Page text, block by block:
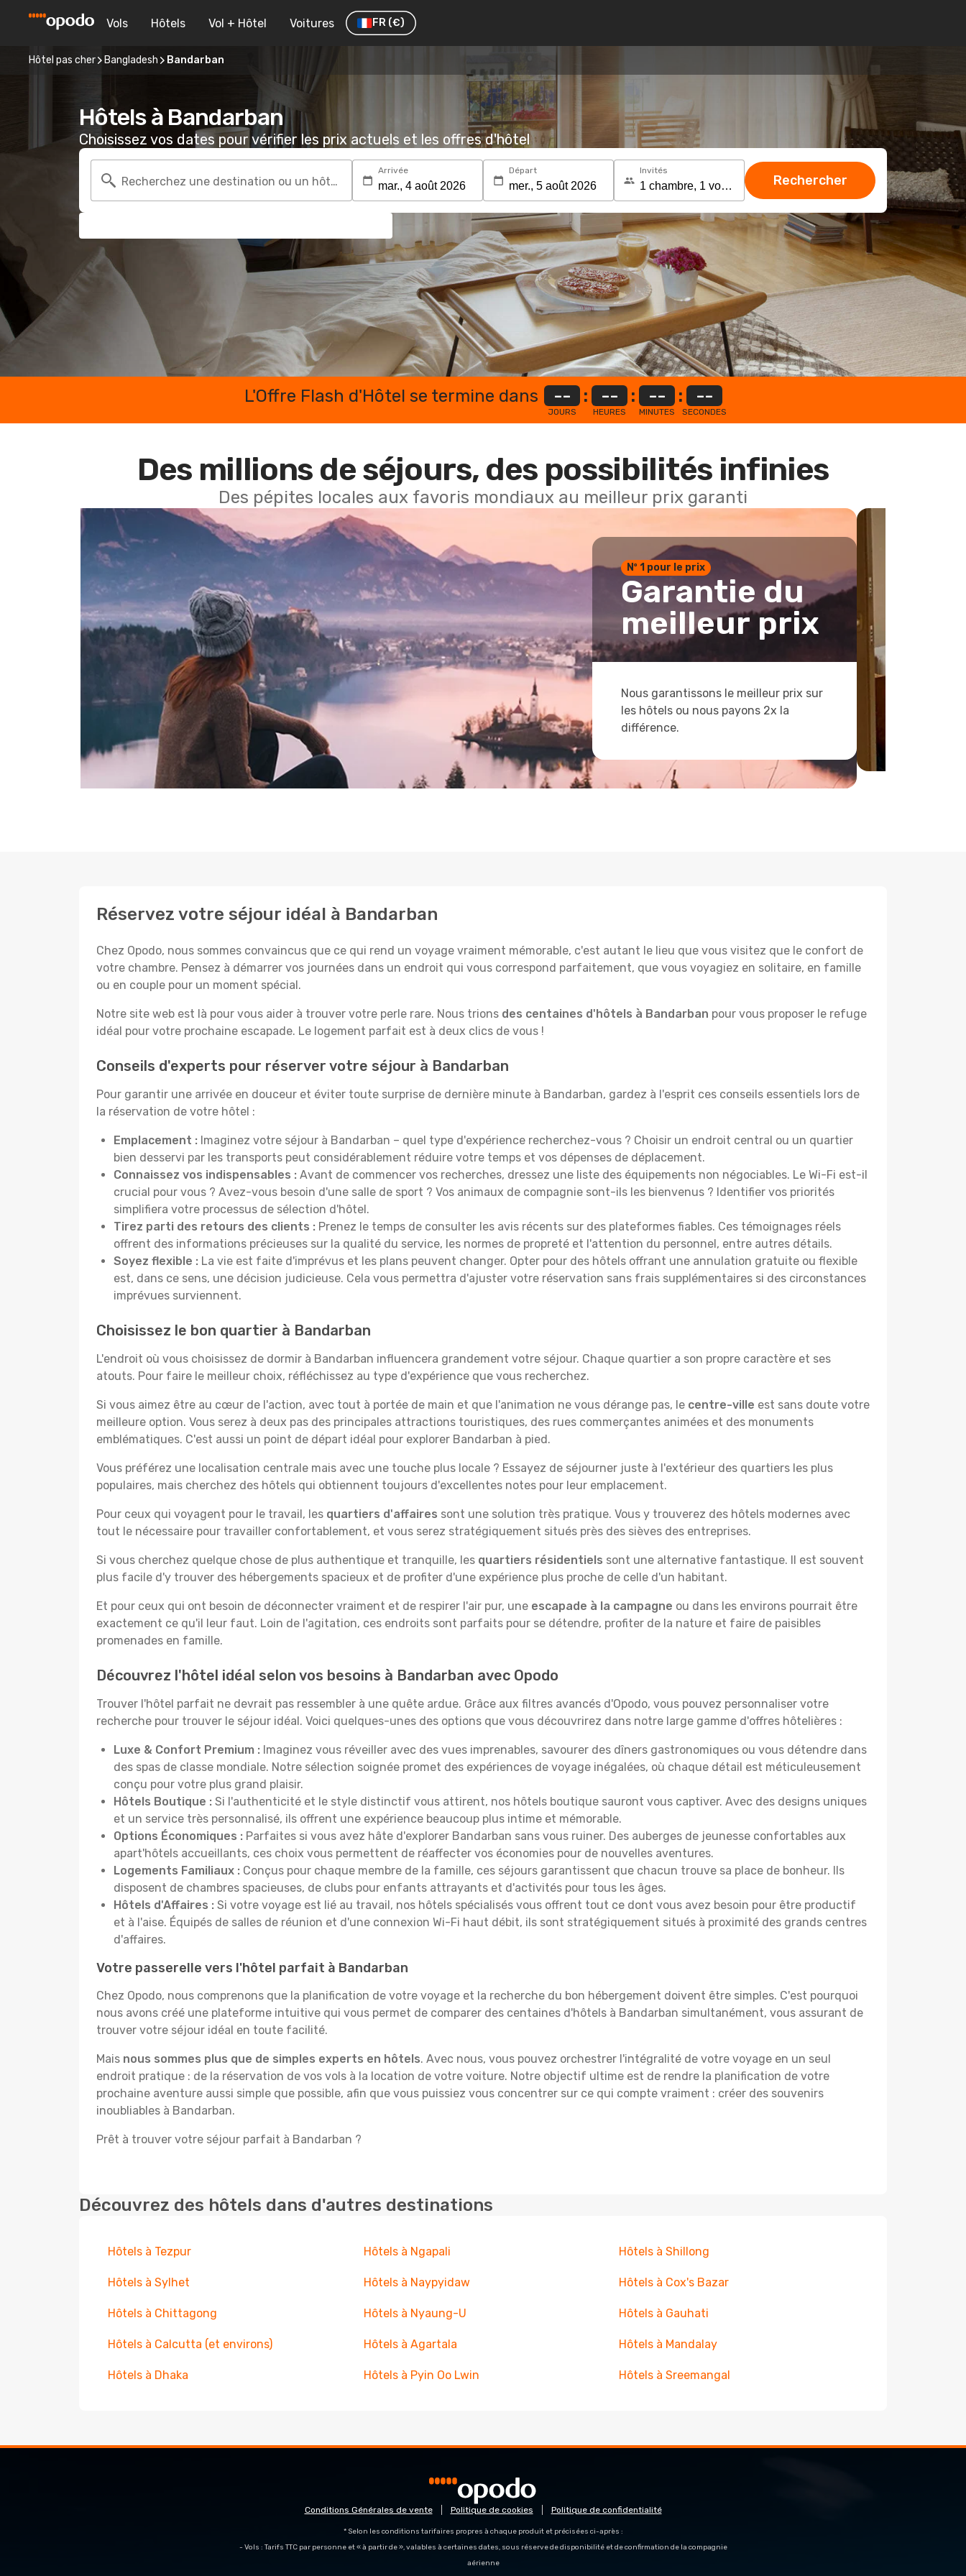
Vols Hôtels Vol + Hôtel Voitures FR (€)
Hôtel pas cher Bangladesh Bandarban
Hôtels à Bandarban
Choisissez vos dates pour vérifier les prix actuels et les offres d'hôtel
Recherchez une destination ou un hôtel
Arrivée Départ Invités
Rechercher
L'Offre Flash d'Hôtel se termine dans --
JOURS
: --
HEURES
: --
MINUTES
: --
SECONDES
Des millions de séjours, des possibilités infinies
Des pépites locales aux favoris mondiaux au meilleur prix garanti
Nº 1 pour le prix
Garantie du
meilleur prix
Nous garantissons le meilleur prix sur
les hôtels ou nous payons 2x la
différence.
Réservez votre séjour idéal à Bandarban
Chez Opodo, nous sommes convaincus que ce qui rend un voyage vraiment mémorable, c'est autant le lieu que vous visitez que le confort de
votre chambre. Pensez à démarrer vos journées dans un endroit qui vous correspond parfaitement, que vous voyagiez en solitaire, en famille
ou en couple pour un moment spécial.
Notre site web est là pour vous aider à trouver votre perle rare. Nous trions des centaines d'hôtels à Bandarban pour vous proposer le refuge
idéal pour votre prochaine escapade. Le logement parfait est à deux clics de vous !
Conseils d'experts pour réserver votre séjour à Bandarban
Pour garantir une arrivée en douceur et éviter toute surprise de dernière minute à Bandarban, gardez à l'esprit ces conseils essentiels lors de
la réservation de votre hôtel :
Emplacement : Imaginez votre séjour à Bandarban – quel type d'expérience recherchez-vous ? Choisir un endroit central ou un quartier
bien desservi par les transports peut considérablement réduire votre temps et vos dépenses de déplacement.
Connaissez vos indispensables : Avant de commencer vos recherches, dressez une liste des équipements non négociables. Le Wi-Fi est-il
crucial pour vous ? Avez-vous besoin d'une salle de sport ? Vos animaux de compagnie sont-ils les bienvenus ? Identifier vos priorités
simplifiera votre processus de sélection d'hôtel.
Tirez parti des retours des clients : Prenez le temps de consulter les avis récents sur des plateformes fiables. Ces témoignages réels
offrent des informations précieuses sur la qualité du service, les normes de propreté et l'attention du personnel, entre autres détails.
Soyez flexible : La vie est faite d'imprévus et les plans peuvent changer. Opter pour des hôtels offrant une annulation gratuite ou flexible
est, dans ce sens, une décision judicieuse. Cela vous permettra d'ajuster votre réservation sans frais supplémentaires si des circonstances
imprévues surviennent.
Choisissez le bon quartier à Bandarban
L'endroit où vous choisissez de dormir à Bandarban influencera grandement votre séjour. Chaque quartier a son propre caractère et ses
atouts. Pour faire le meilleur choix, réfléchissez au type d'expérience que vous recherchez.
Si vous aimez être au cœur de l'action, avec tout à portée de main et que l'animation ne vous dérange pas, le centre-ville est sans doute votre
meilleure option. Vous serez à deux pas des principales attractions touristiques, des rues commerçantes animées et des monuments
emblématiques. C'est aussi un point de départ idéal pour explorer Bandarban à pied.
Vous préférez une localisation centrale mais avec une touche plus locale ? Essayez de séjourner juste à l'extérieur des quartiers les plus
populaires, mais cherchez des hôtels qui obtiennent toujours d'excellentes notes pour leur emplacement.
Pour ceux qui voyagent pour le travail, les quartiers d'affaires sont une solution très pratique. Vous y trouverez des hôtels modernes avec
tout le nécessaire pour travailler confortablement, et vous serez stratégiquement situés près des sièves des entreprises.
Si vous cherchez quelque chose de plus authentique et tranquille, les quartiers résidentiels sont une alternative fantastique. Il est souvent
plus facile d'y trouver des hébergements spacieux et de profiter d'une expérience plus proche de celle d'un habitant.
Et pour ceux qui ont besoin de déconnecter vraiment et de respirer l'air pur, une escapade à la campagne ou dans les environs pourrait être
exactement ce qu'il leur faut. Loin de l'agitation, ces endroits sont parfaits pour se détendre, profiter de la nature et faire de paisibles
promenades en famille.
Découvrez l'hôtel idéal selon vos besoins à Bandarban avec Opodo
Trouver l'hôtel parfait ne devrait pas ressembler à une quête ardue. Grâce aux filtres avancés d'Opodo, vous pouvez personnaliser votre
recherche pour trouver le séjour idéal. Voici quelques-unes des options que vous découvrirez dans notre large gamme d'offres hôtelières :
Luxe & Confort Premium : Imaginez vous réveiller avec des vues imprenables, savourer des dîners gastronomiques ou vous détendre dans
des spas de classe mondiale. Notre sélection soignée promet des expériences de voyage inégalées, où chaque détail est méticuleusement
conçu pour votre plus grand plaisir.
Hôtels Boutique : Si l'authenticité et le style distinctif vous attirent, nos hôtels boutique sauront vous captiver. Avec des designs uniques
et un service très personnalisé, ils offrent une expérience beaucoup plus intime et mémorable.
Options Économiques : Parfaites si vous avez hâte d'explorer Bandarban sans vous ruiner. Des auberges de jeunesse confortables aux
apart'hôtels accueillants, ces choix vous permettent de réaffecter vos économies pour de nouvelles aventures.
Logements Familiaux : Conçus pour chaque membre de la famille, ces séjours garantissent que chacun trouve sa place de bonheur. Ils
disposent de chambres spacieuses, de clubs pour enfants attrayants et d'activités pour tous les âges.
Hôtels d'Affaires : Si votre voyage est lié au travail, nos hôtels spécialisés vous offrent tout ce dont vous avez besoin pour être productif
et à l'aise. Équipés de salles de réunion et d'une connexion Wi-Fi haut débit, ils sont stratégiquement situés à proximité des grands centres
d'affaires.
Votre passerelle vers l'hôtel parfait à Bandarban
Chez Opodo, nous comprenons que la planification de votre voyage et la recherche du bon hébergement doivent être simples. C'est pourquoi
nous avons créé une plateforme intuitive qui vous permet de comparer des centaines d'hôtels à Bandarban simultanément, vous assurant de
trouver votre séjour idéal en toute facilité.
Mais nous sommes plus que de simples experts en hôtels. Avec nous, vous pouvez orchestrer l'intégralité de votre voyage en un seul
endroit pratique : de la réservation de vos vols à la location de votre voiture. Notre objectif ultime est de rendre la planification de votre
prochaine aventure aussi simple que possible, afin que vous puissiez vous concentrer sur ce qui compte vraiment : créer des souvenirs
inoubliables à Bandarban.
Prêt à trouver votre séjour parfait à Bandarban ?
Découvrez des hôtels dans d'autres destinations
Hôtels à Tezpur Hôtels à Ngapali Hôtels à Shillong
Hôtels à Sylhet Hôtels à Naypyidaw Hôtels à Cox's Bazar
Hôtels à Chittagong Hôtels à Nyaung-U Hôtels à Gauhati
Hôtels à Calcutta (et environs) Hôtels à Agartala Hôtels à Mandalay
Hôtels à Dhaka Hôtels à Pyin Oo Lwin Hôtels à Sreemangal
Conditions Générales de vente Politique de cookies Politique de confidentialité
* Selon les conditions tarifaires propres à chaque produit et précisées ci-après :
- Vols : Tarifs TTC par personne et « à partir de », valables à certaines dates, sous réserve de disponibilité et de confirmation de la compagnie
aérienne